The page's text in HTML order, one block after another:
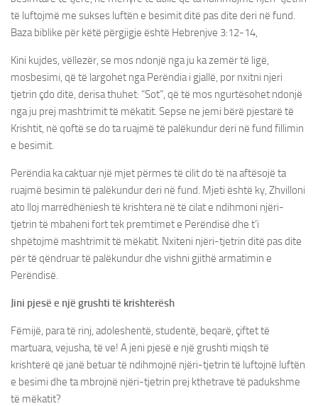
të luftojmë me sukses luftën e besimit ditë pas dite deri në fund.
Baza biblike për këtë përgjigje është Hebrenjve 3:12-14,
Kini kujdes, vëllezër, se mos ndonjë nga ju ka zemër të ligë,
mosbesimi, që të largohet nga Perëndia i gjallë, por nxitni njeri
tjetrin çdo ditë, derisa thuhet: “Sot”, që të mos ngurtësohet ndonjë
nga ju prej mashtrimit të mëkatit. Sepse ne jemi bërë pjestarë të
Krishtit, në qoftë se do ta ruajmë të palëkundur deri në fund fillimin
e besimit.
Perëndia ka caktuar një mjet përmes të cilit do të na aftësojë ta
ruajmë besimin të palëkundur deri në fund. Mjeti është ky, Zhvilloni
ato lloj marrëdhëniesh të krishtera në të cilat e ndihmoni njëri-
tjetrin të mbaheni fort tek premtimet e Perëndisë dhe t’i
shpëtojmë mashtrimit të mëkatit. Nxiteni njëri-tjetrin ditë pas dite
për të qëndruar të palëkundur dhe vishni gjithë armatimin e
Perëndisë.
Jini pjesë e një grushti të krishterësh
Fëmijë, para të rinj, adoleshentë, studentë, beqarë, çiftet të
martuara, vejusha, të ve! A jeni pjesë e një grushti miqsh të
krishterë që janë betuar të ndihmojnë njëri-tjetrin të luftojnë luftën
e besimi dhe ta mbrojnë njëri-tjetrin prej kthetrave të padukshme
të mëkatit?